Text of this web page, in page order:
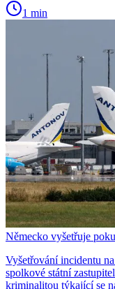
1 min
Německo vyšetřuje
Vyšetřování incidentu
spolkové státní
kriminalitou týkající se